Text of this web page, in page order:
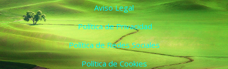
Aviso Legal
Política de Privacidad
Política de Redes Sociales
Política de Cookies